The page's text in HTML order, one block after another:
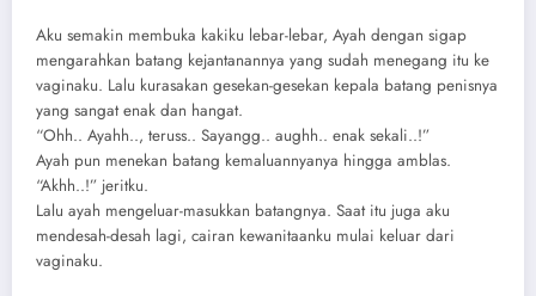
Aku semakin membuka kakiku lebar-lebar, Ayah dengan sigap
mengarahkan batang kejantanannya yang sudah menegang itu ke
vaginaku. Lalu kurasakan gesekan-gesekan kepala batang penisnya
yang sangat enak dan hangat.
“Ohh.. Ayahh.., teruss.. Sayangg.. aughh.. enak sekali..!”
Ayah pun menekan batang kemaluannyanya hingga amblas.
“Akhh..!” jeritku.
Lalu ayah mengeluar-masukkan batangnya. Saat itu juga aku
mendesah-desah lagi, cairan kewanitaanku mulai keluar dari
vaginaku.